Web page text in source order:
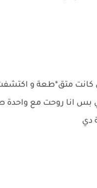
كانت متق*طعة و
روحت مع واحدة
دي